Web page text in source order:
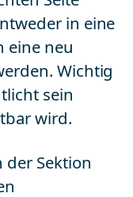
in eine
eine neu
Wichtig
sein
wird.
der Sektion